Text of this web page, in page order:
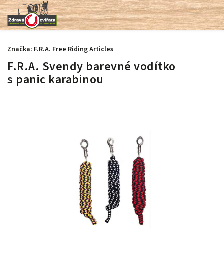
F.R.A. Svendy barevné vodítko
s panic karabinou
Značka: F.R.A. Free Riding Articles